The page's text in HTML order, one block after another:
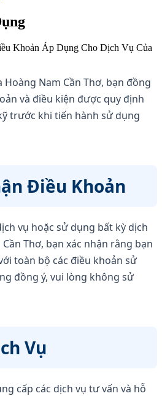
Ty
Khoản Áp Dụng Cho Dịch Vụ Của
Nam Cần Thơ, bạn đồng
và điều kiện được quy định
trước khi tiến hành sử dụng
Điều Khoản
vụ hoặc sử dụng bất kỳ dịch
Thơ, bạn xác nhận rằng bạn
toàn bộ các điều khoản sử
đồng ý, vui lòng không sử
Vụ
cấp các dịch vụ tư vấn và hỗ